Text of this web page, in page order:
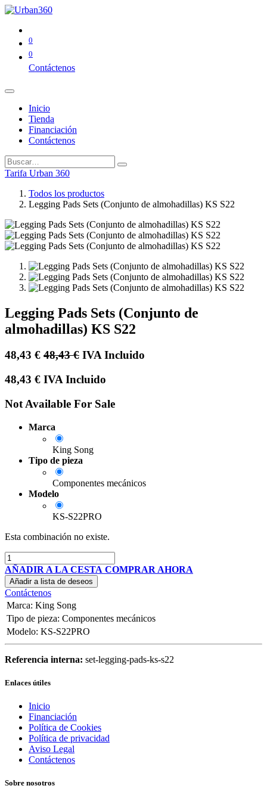
0
0
Contáctenos
Inicio
Tienda
Financiación
Contáctenos
Tarifa Urban 360
Todos los productos
Legging Pads Sets (Conjunto de almohadillas) KS S22
Legging Pads Sets (Conjunto de
almohadillas) KS S22
48,43 € 48,43€ IVA Incluido
48,43 € IVA Incluido
Not Available For Sale
Marca
King Song
Tipo de pieza
Componentes mecánicos
Modelo
KS-S22PRO
Esta combinación no existe.
AÑADIR A LA CESTA COMPRAR AHORA
Añadir a lista de deseos
Contáctenos
Marca: King Song
Tipo de pieza: Componentes mecánicos
Modelo: KS-S22PRO
Referencia interna: set-legging-pads-ks-s22
Enlaces útiles
Inicio
Financiación
Política de Cookies
Política de privacidad
Aviso Legal
Contáctenos
Sobre nosotros